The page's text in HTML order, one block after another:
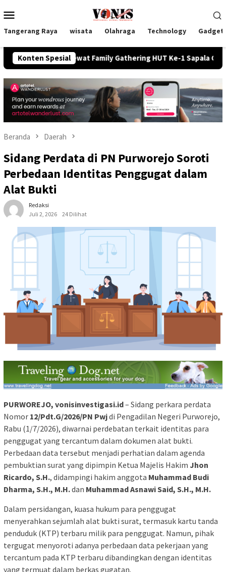
ke
Mobile
Tangerang Raya wisata Olahraga Technology
Konten Spesial
Lewat Family Gathering HUT Ke-1 Sapala Consultant RIY
Beranda Daerah
Sidang Perdata di PN Purworejo Soroti
Perbedaan Identitas Penggugat dalam
Alat Bukti
Redaksi
Juli 2, 2026
24 Dilihat
PURWOREJO, vonisinvestigasi.id– Sidang perkara perdata
Nomor 12/Pdt.G/2026/PN Pwjdi Pengadilan Negeri Purworejo,
Rabu (1/7/2026), diwarnai perdebatan terkait identitas para
penggugat yang tercantum dalam dokumen alat bukti.
Perbedaan data tersebut menjadi perhatian dalam agenda
pembuktian surat yang dipimpin Ketua Majelis Hakim Jhon
Ricardo, S.H., didampingi hakim anggota Muhammad Budi
Dharma, S.H., M.H.dan Muhammad Asnawi Said, S.H., M.H.
Dalam persidangan, kuasa hukum para penggugat
menyerahkan sejumlah alat bukti surat, termasuk kartu tanda
penduduk (KTP) terbaru milik para penggugat. Namun, pihak
tergugat menyoroti adanya perbedaan data pekerjaan yang
tercantum pada KTP terbaru dibandingkan dengan identitas
yang termuat dalam berkas gugatan.